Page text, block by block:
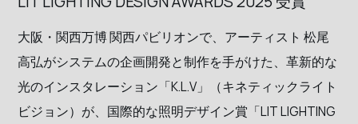
大阪・関西万博 関西パビリオンで、アーティスト 松尾
高弘がシステムの企画開発と制作を手がけた、革新的な
光のインスタレーション「K.L.V」（キネティックライト
ビジョン）が、国際的な照明デザイン賞「LIT LIGHTING